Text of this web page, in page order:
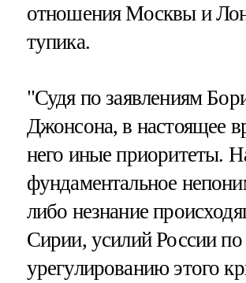
отношения Москвы и
тупика.
"Судя по заявлениям
Джонсона, в настоящее
него иные приоритеты.
фундаментальное
либо незнание
Сирии, усилий России по
урегулированию этого